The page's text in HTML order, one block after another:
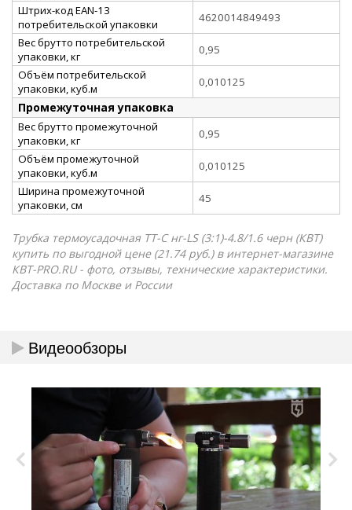
Штрих-код EAN-13
потребительской упаковки
4620014849493
Вес брутто потребительской
упаковки, кг
0,95
Объём потребительской
упаковки, куб.м
0,010125
Промежуточная упаковка
Вес брутто промежуточной
упаковки, кг
0,95
Объём промежуточной
упаковки, куб.м
0,010125
Ширина промежуточной
упаковки, см
45
Трубка термоусадочная ТТ-С нг-LS (3:1)-4.8/1.6 черн (КВТ)
купить по выгодной цене (21.74 руб.) в интернет-магазине
КВТ-PRO.RU - фото, отзывы, технические характеристики.
Доставка по Москве и России
Видеообзоры